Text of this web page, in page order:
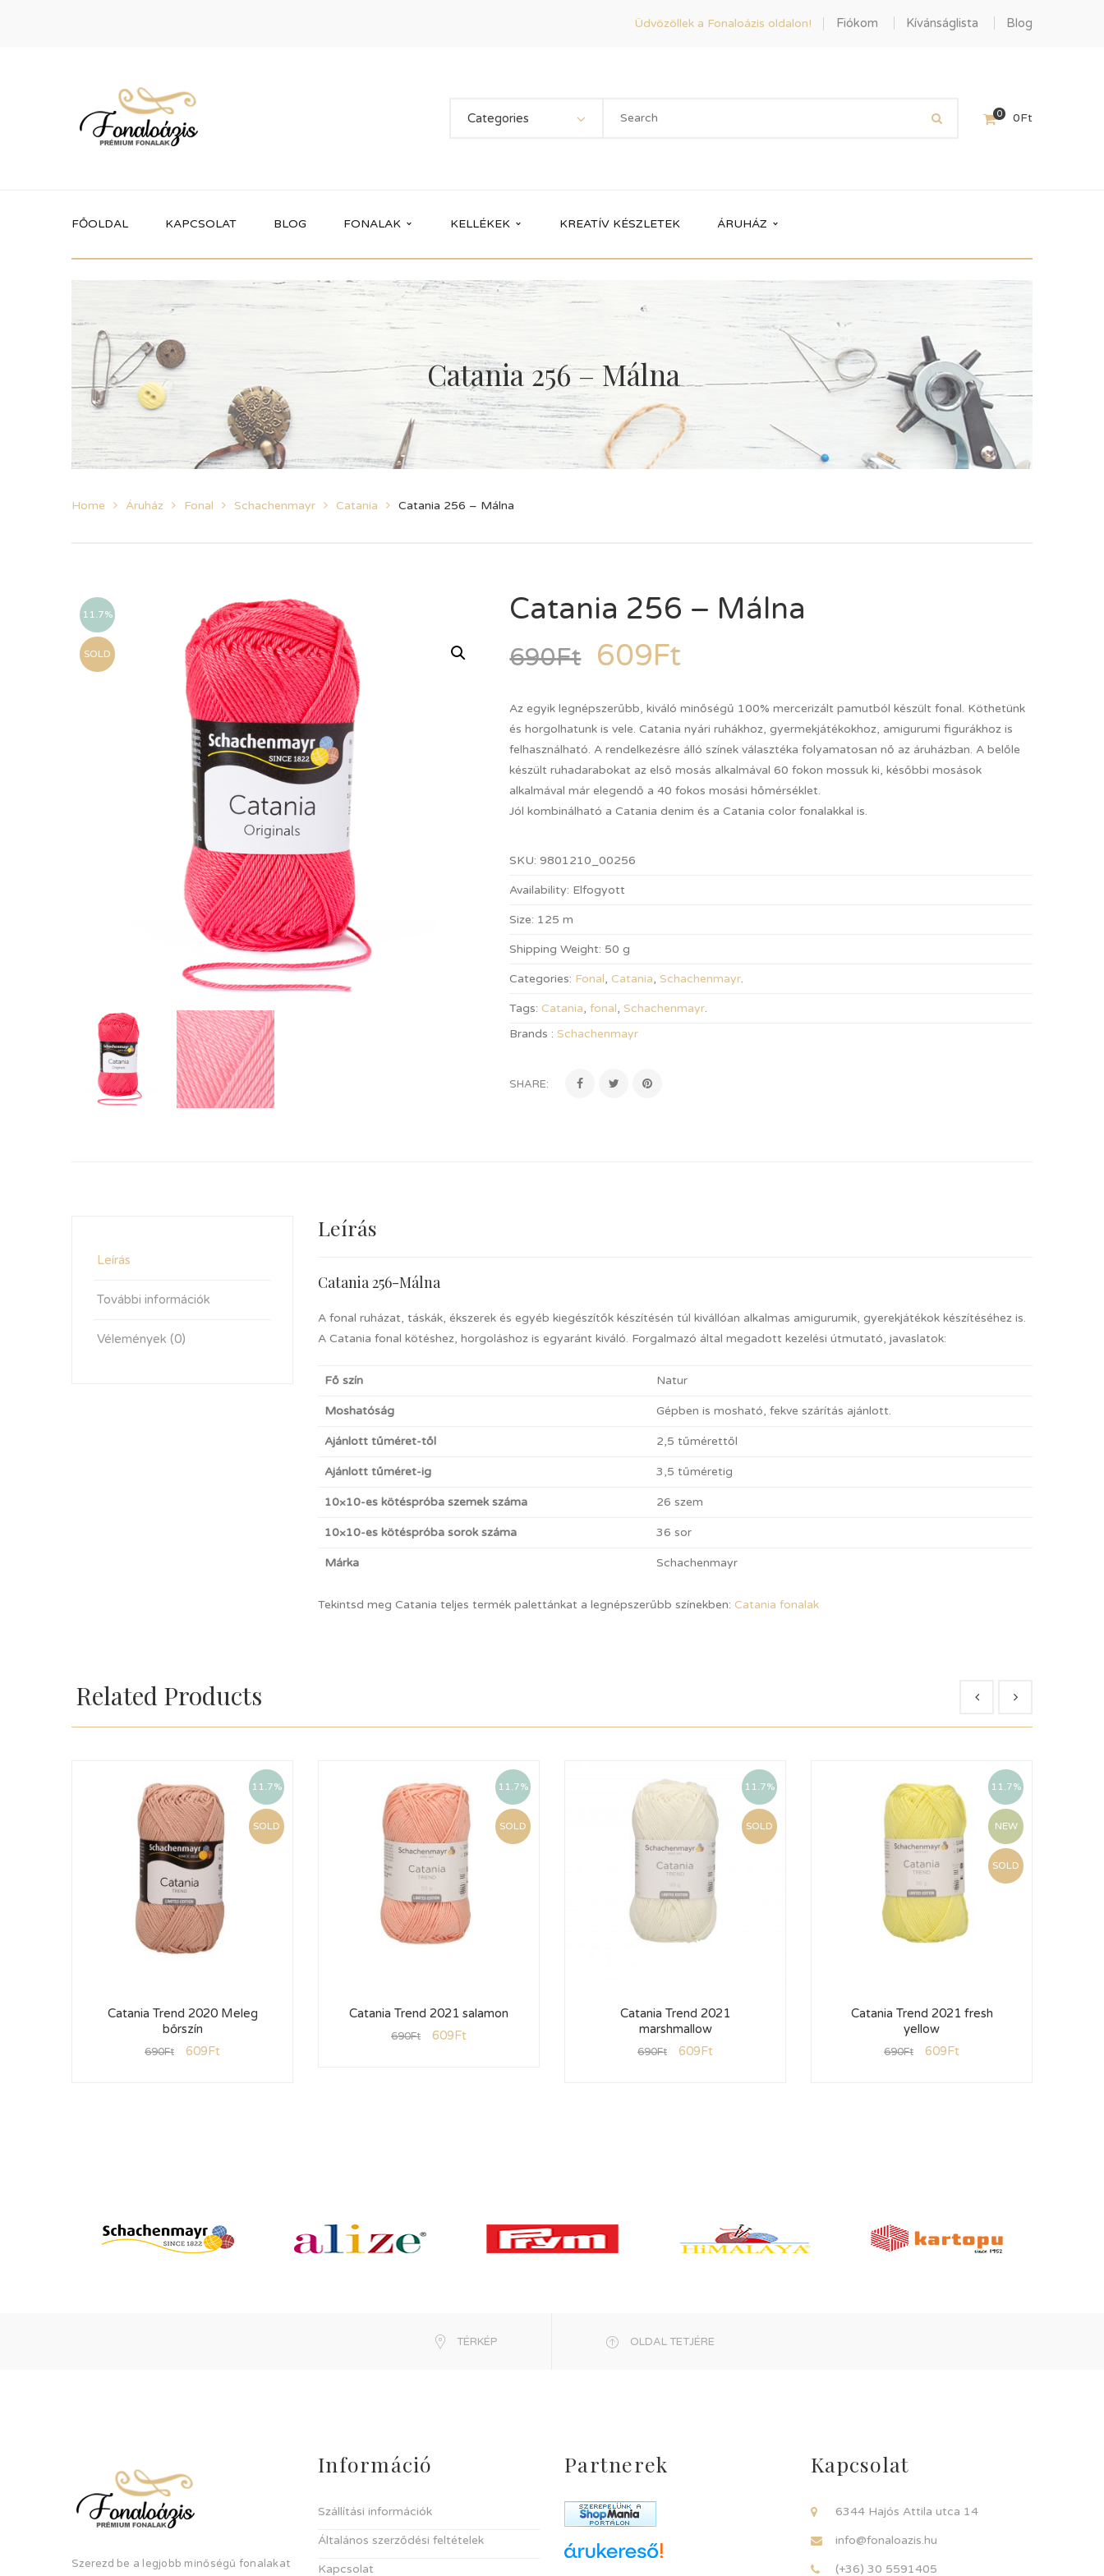
Üdvözöllek a Fonaloázis oldalon! Fiókom Kívánságlista Blog
Categories 0 0Ft
FŐOLDAL KAPCSOLAT BLOG FONALAK KELLÉKEK KREATÍV KÉSZLETEK ÁRUHÁZ
Itt megtalálhatod a fonaloázis által
forgalmazott összes terméket
Catania 256 – Málna
Home Áruház Fonal Schachenmayr Catania Catania 256 – Málna
11.7%
SOLD
Catania 256 – Málna
690Ft 609Ft
Az egyik legnépszerűbb, kiváló minőségű 100% mercerizált pamutból készült fonal. Köthetünk
és horgolhatunk is vele. Catania nyári ruhákhoz, gyermekjátékokhoz, amigurumi figurákhoz is
felhasználható. A rendelkezésre álló színek választéka folyamatosan nő az áruházban. A belőle
készült ruhadarabokat az első mosás alkalmával 60 fokon mossuk ki, későbbi mosások
alkalmával már elegendő a 40 fokos mosási hőmérséklet.
Jól kombinálható a Catania denim és a Catania color fonalakkal is.
SKU: 9801210_00256
Availability: Elfogyott
Size: 125 m
Shipping Weight: 50 g
Categories: Fonal,Catania, Schachenmayr.
Tags: Catania,fonal, Schachenmayr.
Brands : Schachenmayr
SHARE:
Leírás
További információk
Vélemények (0)
Leírás
Catania 256-Málna
A fonal ruházat, táskák, ékszerek és egyéb kiegészítők készítésén túl kivállóan alkalmas amigurumik, gyerekjátékok készítéséhez is.
A Catania fonal kötéshez, horgoláshoz is egyaránt kiváló. Forgalmazó által megadott kezelési útmutató, javaslatok:
Fő szín Natur
Moshatóság Gépben is mosható, fekve szárítás ajánlott.
Ajánlott tűméret-től 2,5 tűmérettől
Ajánlott tűméret-ig 3,5 tűméretig
10×10-es kötéspróba szemek száma 26 szem
10×10-es kötéspróba sorok száma 36 sor
Márka Schachenmayr
Tekintsd meg Catania teljes termék palettánkat a legnépszerűbb színekben: Catania fonalak
Related Products
11.7%
SOLD
Catania Trend 2020 Meleg
bőrszín
690Ft 609Ft
11.7%
SOLD
Catania Trend 2021 salamon
690Ft 609Ft
11.7%
SOLD
Catania Trend 2021
marshmallow
690Ft 609Ft
11.7%
NEW
SOLD
Catania Trend 2021 fresh
yellow
690Ft 609Ft
TÉRKÉP OLDAL TETJÉRE
Szerezd be a legjobb minőségű fonalakat
Információ
Szállítási információk
Általános szerződési feltételek
Kapcsolat
Partnerek Kapcsolat
6344 Hajós Attila utca 14
info@fonaloazis.hu
(+36) 30 5591405